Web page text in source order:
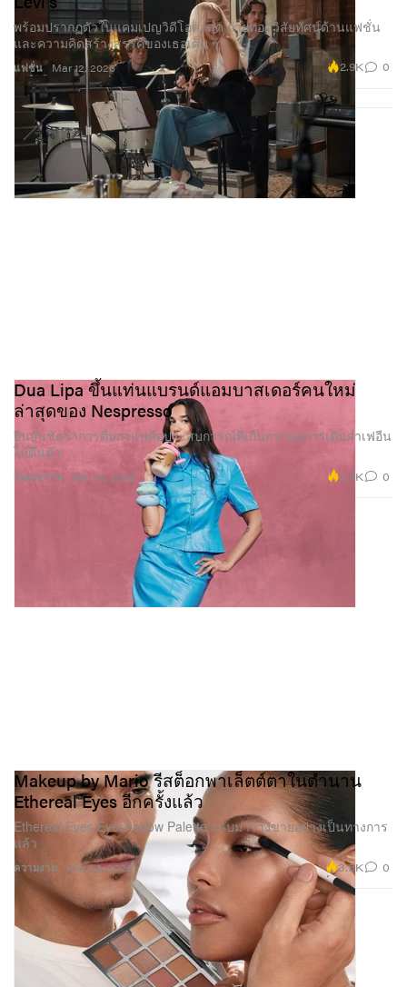
แฟชั่น
พร้อมปรากฏตัวในแคมเปญวิดีโอล่าสุด ถ่ายทอดวิสัยทัศน์ด้านแฟชั่น
และความคิดสร้างสรรค์ของเธอเต็ม ๆ
Mar 12, 2026 2.9K 0
วัฒนธรรม
Dua Lipa ขึ้นแท่นแบรนด์แอมบาสเดอร์คนใหม่
ล่าสุดของ Nespresso
ยืนยันชัดว่าการดื่มกาแฟคือประสบการณ์ที่เกินกว่าแค่การเติมคาเฟอีน
ให้ตื่นตัว
Mar 18, 2026 2.4K 0
ความงาม
Makeup by Mario รีสต็อกพาเล็ตต์ตาในตำนาน
Ethereal Eyes อีกครั้งแล้ว
Ethereal Eyes Eyeshadow Palette กลับมาวางขายอย่างเป็นทางการ
แล้ว
Mar 23, 2026 3.5K 0